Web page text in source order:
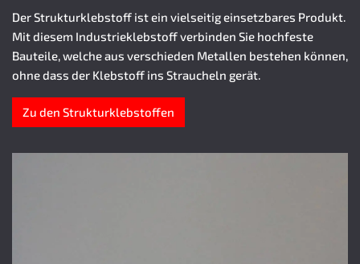
Der Strukturklebstoff ist ein vielseitig einsetzbares Produkt.
Mit diesem Industrieklebstoff verbinden Sie hochfeste
Bauteile, welche aus verschieden Metallen bestehen können,
ohne dass der Klebstoff ins Straucheln gerät.
Zu den Strukturklebstoffen